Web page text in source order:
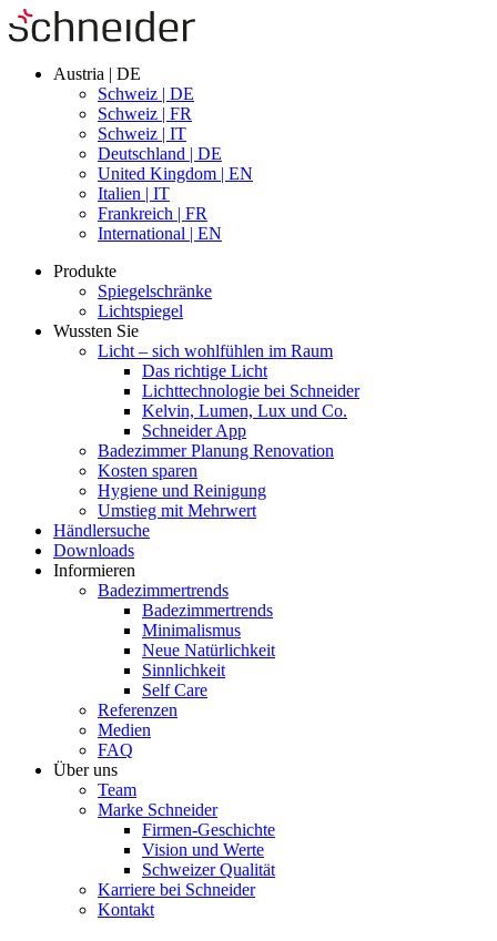
Austria | DE
Schweiz | DE
Schweiz | FR
Schweiz | IT
Deutschland | DE
United Kingdom | EN
Italien | IT
Frankreich | FR
International | EN
Produkte
Spiegelschränke
Lichtspiegel
Wussten Sie
Licht – sich wohlfühlen im Raum
Das richtige Licht
Lichttechnologie bei Schneider
Kelvin, Lumen, Lux und Co.
Schneider App
Badezimmer Planung Renovation
Kosten sparen
Hygiene und Reinigung
Umstieg mit Mehrwert
Händlersuche
Downloads
Informieren
Badezimmertrends
Badezimmertrends
Minimalismus
Neue Natürlichkeit
Sinnlichkeit
Self Care
Referenzen
Medien
FAQ
Über uns
Team
Marke Schneider
Firmen-Geschichte
Vision und Werte
Schweizer Qualität
Karriere bei Schneider
Kontakt